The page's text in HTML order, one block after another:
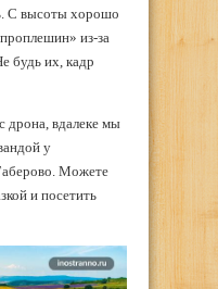
С высоты хорошо
из-за
будь их, кадр
дрона, вдалеке мы
у
Можете
и посетить